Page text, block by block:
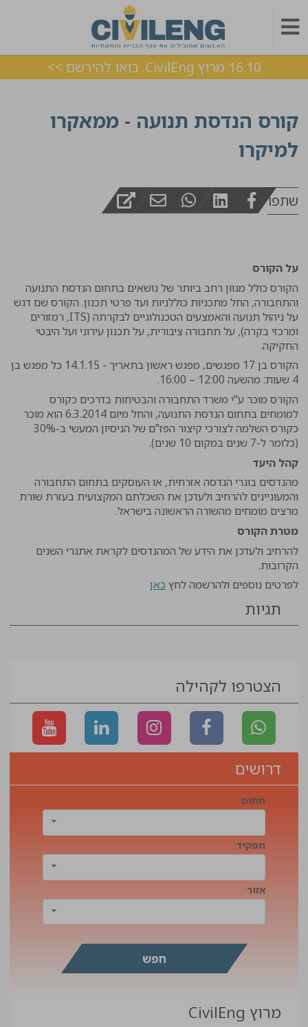
16.10 מרוץ CivilEng. בואו להירשם >>
קורס הנדסת תנועה - ממאקרו
למיקרו
שתפו
על הקורס
הקורס כולל מגוון רחב ביותר של נושאים בתחום הנדסת התנועה
והתחבורה, החל מתכניות כוללניות ועד פרטי תכנון. הקורס שם דגש
על ניהול תנועה והאמצעים הטכנולוגיים לבקרתה (ITS, רמזורים
ומרכזי בקרה), על תחבורה ציבורית, על תכנון עירוני ועל היבטי
החקיקה.
הקורס בן 17 מפגשים, מפגש ראשון בתאריך - 14.1.15 כל מפגש בן
4 שעות: מהשעה 12:00 – 16:00.
הקורס מוכר ע"י משרד התחבורה והבטיחות בדרכים כקורס
למומחים בתחום הנדסת התנועה, והחל מיום 6.3.2014 הוא מוכר
כקורס השלמה לצורכי קיצור הפז"ם של הניסיון המעשי ב-30%
(כלומר ל-7 שנים במקום 10 שנים).
קהל היעד
מהנדסים בוגרי הנדסה אזרחית, או העוסקים בתחום התחבורה
והמעוניינים להרחיב ולעדכן את השכלתם המקצועית בעזרת שורת
מרצים מומחים מהשורה הראשונה בישראל.
מטרת הקורס
להרחיב ולעדכן את הידע של המהנדסים לקראת אתגרי השנים
הקרובות.
לפרטים נוספים ולהרשמה לחץ כאן
תגיות
הצטרפו לקהילה
דרושים
תחום
תפקיד
אזור
מרוץ CivilEng